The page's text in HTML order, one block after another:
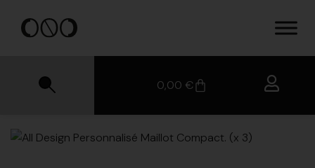
0,00 €